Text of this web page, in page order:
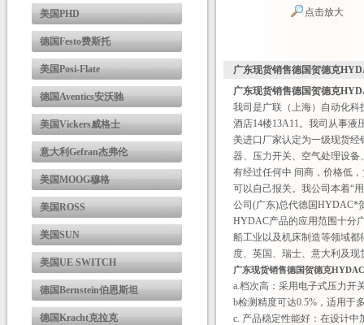
美国PHD
德国Festo费斯托
美国Posi-Flate
德国Aventics安沃驰
美国Vickers威格士
意大利Gefran杰弗伦
美国MOOG穆格
美国ROSS
美国SUN
美国UE SWITCH
德国Bernstein伯恩斯坦
德国Kracht克拉克
点击放大
广东现货销售德国贺德克
广东现货销售德国贺德克
我司是广联（上海）自动化
酒店14楼13A11。我司从事
美进口厂家认定为一级现货
器、压力开关、空气处理设
有经过任何中 间商，价格低
可以自己报关。我公司本着“
公司(广东)总代德国HYDAC*
HYDAC产品的应用范围十分
船工业以及机床制造等领域
度、英国、瑞士、意大利及
广东现货销售德国贺德克
a.档次高：采用电子式压力开
b检测精度可达0.5%，适用于
c. 产品稳定性能好：在设计